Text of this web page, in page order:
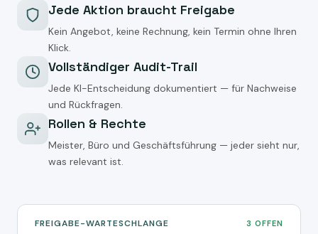
Jede Aktion braucht Freigabe
Kein Angebot, keine Rechnung, kein Termin ohne Ihren
Klick.
Vollständiger Audit-Trail
Jede KI-Entscheidung dokumentiert — für Nachweise
und Rückfragen.
Rollen & Rechte
Meister, Büro und Geschäftsführung — jeder sieht nur,
was relevant ist.
FREIGABE-WARTESCHLANGE 3 OFFEN